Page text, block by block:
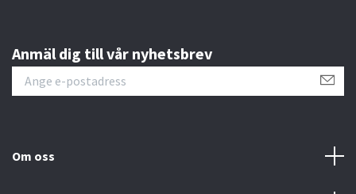
Anmäl dig till vår nyhetsbrev
Om oss